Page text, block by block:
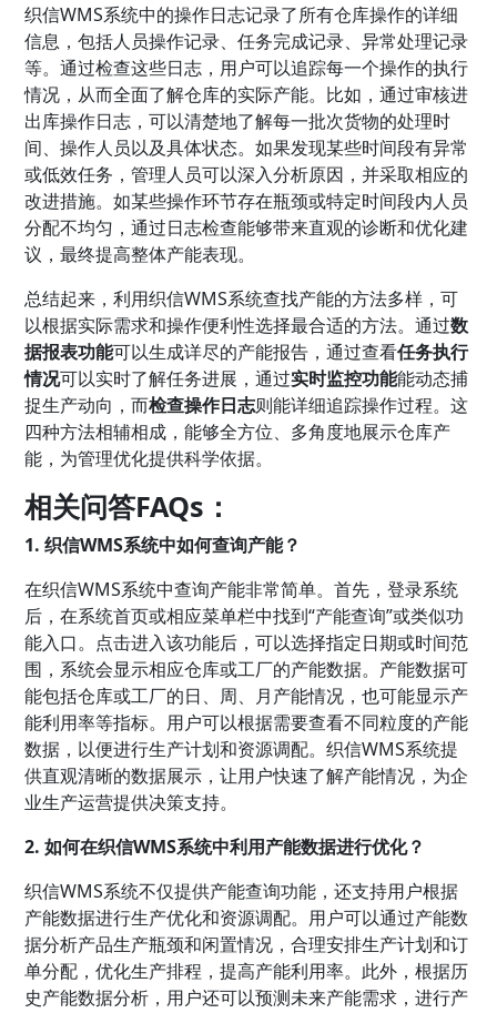
织信WMS系统中的操作日志记录了所有仓库操作的详细
信息，包括人员操作记录、任务完成记录、异常处理记录
等。通过检查这些日志，用户可以追踪每一个操作的执行
情况，从而全面了解仓库的实际产能。比如，通过审核进
出库操作日志，可以清楚地了解每一批次货物的处理时
间、操作人员以及具体状态。如果发现某些时间段有异常
或低效任务，管理人员可以深入分析原因，并采取相应的
改进措施。如某些操作环节存在瓶颈或特定时间段内人员
分配不均匀，通过日志检查能够带来直观的诊断和优化建
议，最终提高整体产能表现。
总结起来，利用织信WMS系统查找产能的方法多样，可
以根据实际需求和操作便利性选择最合适的方法。通过数
据报表功能可以生成详尽的产能报告，通过查看任务执行
情况可以实时了解任务进展，通过实时监控功能能动态捕
捉生产动向，而检查操作日志则能详细追踪操作过程。这
四种方法相辅相成，能够全方位、多角度地展示仓库产
能，为管理优化提供科学依据。
相关问答FAQs：
1. 织信WMS系统中如何查询产能？
在织信WMS系统中查询产能非常简单。首先，登录系统
后，在系统首页或相应菜单栏中找到“产能查询”或类似功
能入口。点击进入该功能后，可以选择指定日期或时间范
围，系统会显示相应仓库或工厂的产能数据。产能数据可
能包括仓库或工厂的日、周、月产能情况，也可能显示产
能利用率等指标。用户可以根据需要查看不同粒度的产能
数据，以便进行生产计划和资源调配。织信WMS系统提
供直观清晰的数据展示，让用户快速了解产能情况，为企
业生产运营提供决策支持。
2. 如何在织信WMS系统中利用产能数据进行优化？
织信WMS系统不仅提供产能查询功能，还支持用户根据
产能数据进行生产优化和资源调配。用户可以通过产能数
据分析产品生产瓶颈和闲置情况，合理安排生产计划和订
单分配，优化生产排程，提高产能利用率。此外，根据历
史产能数据分析，用户还可以预测未来产能需求，进行产